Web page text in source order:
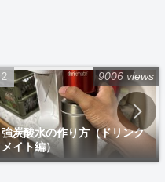
強炭酸水の作り方（ドリンク
メイト編）
9006 views